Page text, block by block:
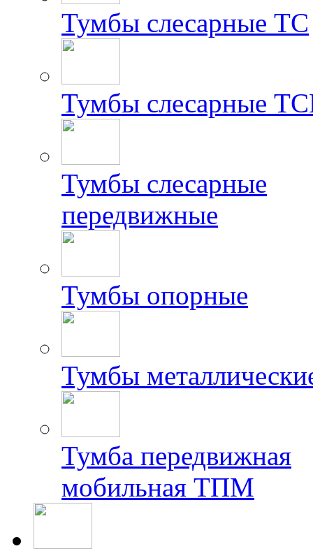
Тумбы слесарные ТС
Тумбы слесарные
Тумбы слесарные
передвижные
Тумбы опорные
Тумбы
Тумба передвижная
мобильная ТПМ